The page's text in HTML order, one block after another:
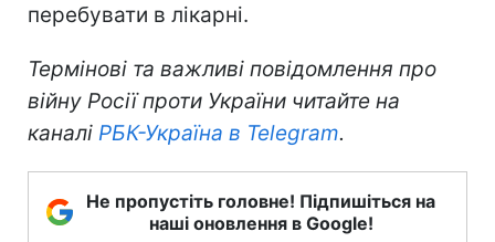
перебувати в лікарні.
Термінові та важливі повідомлення про
війну Росії проти України читайте на
каналі РБК-Україна в Telegram.
Не пропустіть головне! Підпишіться на
наші оновлення в Google!